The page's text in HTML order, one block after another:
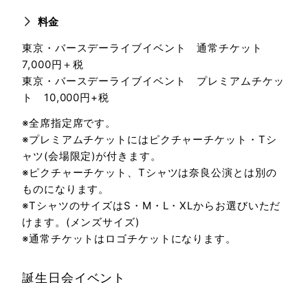
料金
東京・バースデーライブイベント 通常チケット
7,000円＋税
東京・バースデーライブイベント プレミアムチケッ
ト 10,000円+税
※全席指定席です。
※プレミアムチケットにはピクチャーチケット・Tシ
ャツ(会場限定)が付きます。
※ピクチャーチケット、Tシャツは奈良公演とは別の
ものになります。
※TシャツのサイズはS・M・L・XLからお選びいただ
けます。(メンズサイズ)
※通常チケットはロゴチケットになります。
誕生日会イベント